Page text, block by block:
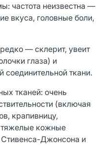
частота неизвестна —
вкуса, головные боли,
— склерит, увеит
глаза) и
соединительной ткани.
тканей: очень
(включая
крапивницу,
тяжелые кожные
Джонсона и